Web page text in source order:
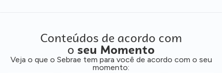
Conteúdos de acordo com
o seu Momento
Veja o que o Sebrae tem para você de acordo com o seu
momento: